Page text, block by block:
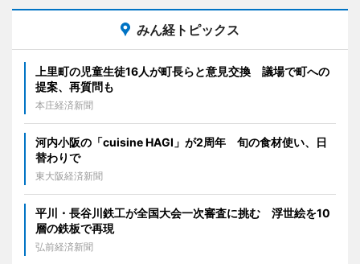
みん経トピックス
上里町の児童生徒16人が町長らと意見交換 議場で町への
提案、再質問も
本庄経済新聞
河内小阪の「cuisine HAGI」が2周年 旬の食材使い、日
替わりで
東大阪経済新聞
平川・長谷川鉄工が全国大会一次審査に挑む 浮世絵を10
層の鉄板で再現
弘前経済新聞